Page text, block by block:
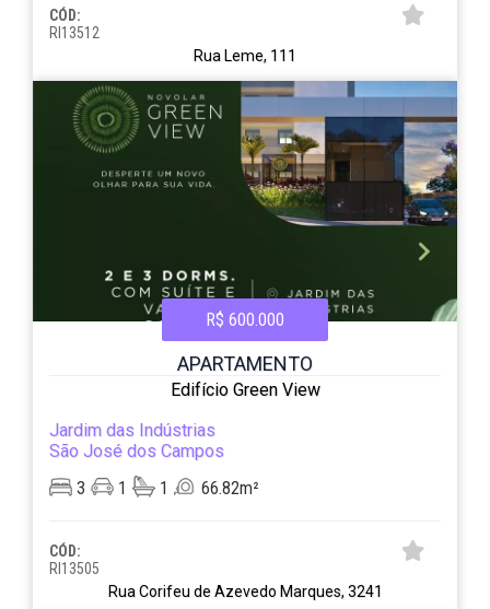
CÓD:
RI13512
Rua Leme, 111
R$ 600.000
APARTAMENTO
Edifício Green View
Jardim das Indústrias
São José dos Campos
3
1 1 66.82m²
CÓD:
RI13505
Rua Corifeu de Azevedo Marques, 3241